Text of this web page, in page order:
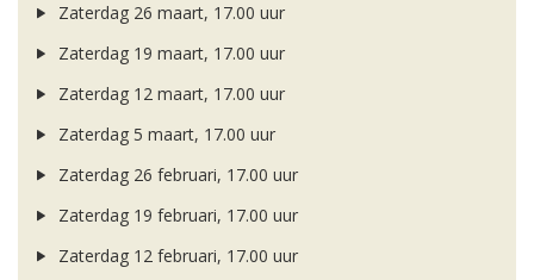
Zaterdag 26 maart, 17.00 uur
Zaterdag 19 maart, 17.00 uur
Zaterdag 12 maart, 17.00 uur
Zaterdag 5 maart, 17.00 uur
Zaterdag 26 februari, 17.00 uur
Zaterdag 19 februari, 17.00 uur
Zaterdag 12 februari, 17.00 uur